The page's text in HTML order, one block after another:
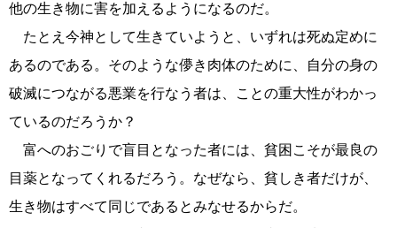
他の生き物に害を加えるようになるのだ。
たとえ今神として生きていようと、いずれは死ぬ定めに
あるのである。そのような儚き肉体のために、自分の身の
破滅につながる悪業を行なう者は、ことの重大性がわかっ
ているのだろうか？
富へのおごりで盲目となった者には、貧困こそが最良の
目薬となってくれるだろう。なぜなら、貧しき者だけが、
生き物はすべて同じであるとみなせるからだ。